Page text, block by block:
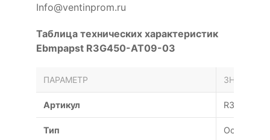
Info@ventinprom.ru
Таблица технических характеристик
Ebmpapst R3G450-AT09-03
ПАРАМЕТР ЗНАЧЕНИЕ
Артикул R3G450-
Тип Осевой